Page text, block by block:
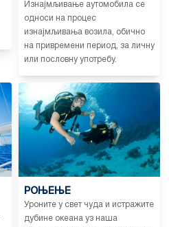
Изнајмљивање аутомобила се
односи на процес
изнајмљивања возила, обично
на привремени период, за личну
или пословну употребу.
РОЊЕЊЕ
Уроните у свет чуда и истражите
дубине океана уз наша